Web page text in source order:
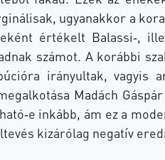
ugyan­ak­kor a
ér­té­kelt Balassi‑,
szá­mot. A ko­ráb­bi
irá­nyul­tak, vagy­is
Ma­dách
in­kább, ám ez a
ki­zá­ró­lag ne­ga­tív